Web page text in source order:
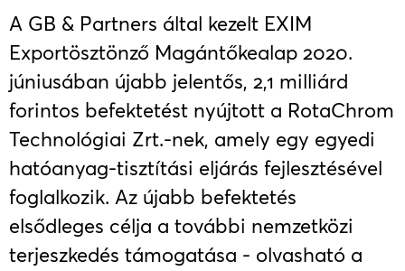
A GB & Partners által kezelt EXIM
Exportösztönző Magántőkealap 2020.
júniusában újabb jelentős, 2,1 milliárd
forintos befektetést nyújtott a RotaChrom
Technológiai Zrt.-nek, amely egy egyedi
hatóanyag-tisztítási eljárás fejlesztésével
foglalkozik. Az újabb befektetés
elsődleges célja a további nemzetközi
terjeszkedés támogatása - olvasható a